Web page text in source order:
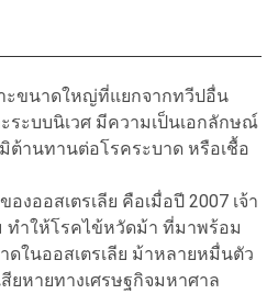
าะขนาดใหญ่ที่แยกจากทวีปอื่น
ะบบนิเวศ มีความเป็นเอกลักษณ์
านทานต่อโรคระบาด หรือเชื้อ
งออสเตรเลีย คือเมื่อปี 2007 เจ้า
ำให้โรคไข้หวัดม้า ที่มาพร้อม
ในออสเตรเลีย ม้าหลายหมื่นตัว
ยหายทางเศรษฐกิจมหาศาล